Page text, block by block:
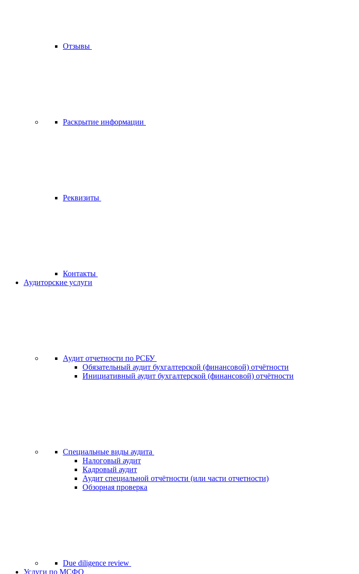
Отзывы
Раскрытие информации
Реквизиты
Контакты
Аудиторские услуги
Аудит отчетности по РСБУ
Обязательный аудит бухгалтерской (финансовой) отчётности
Инициативный аудит бухгалтерской (финансовой) отчётности
Специальные виды аудита
Налоговый аудит
Кадровый аудит
Аудит специальной отчётности (или части отчетности)
Обзорная проверка
Due diligence review
Услуги по МСФО